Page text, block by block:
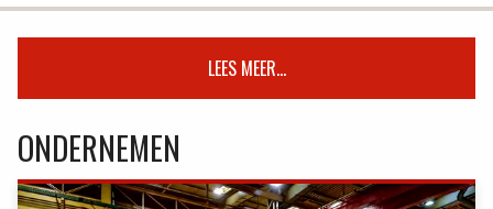
LEES MEER...
ONDERNEMEN